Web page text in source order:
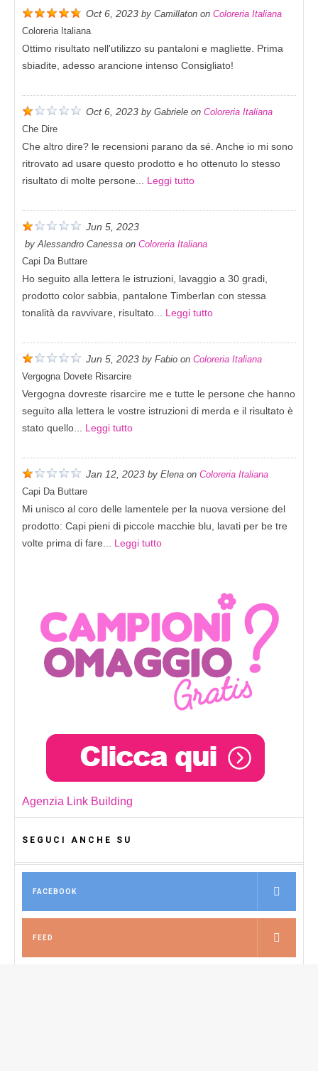
Oct 6, 2023 by Camillaton on Coloreria Italiana
Coloreria Italiana
Ottimo risultato nell'utilizzo su pantaloni e magliette. Prima
sbiadite, adesso arancione intenso Consigliato!
Oct 6, 2023 by Gabriele on Coloreria Italiana
Che Dire
Che altro dire? le recensioni parano da sé. Anche io mi sono
ritrovato ad usare questo prodotto e ho ottenuto lo stesso
risultato di molte persone... Leggi tutto
Jun 5, 2023
byAlessandro Canessa on Coloreria Italiana
Capi Da Buttare
Ho seguito alla lettera le istruzioni, lavaggio a 30 gradi,
prodotto color sabbia, pantalone Timberlan con stessa
tonalità da ravvivare, risultato... Leggi tutto
Jun 5, 2023 by Fabio on Coloreria Italiana
Vergogna Dovete Risarcire
Vergogna dovreste risarcire me e tutte le persone che hanno
seguito alla lettera le vostre istruzioni di merda e il risultato è
stato quello... Leggi tutto
Jan 12, 2023 by Elena on Coloreria Italiana
Capi Da Buttare
Mi unisco al coro delle lamentele per la nuova versione del
prodotto: Capi pieni di piccole macchie blu, lavati per be tre
volte prima di fare... Leggi tutto
Agenzia Link Building
SEGUCI ANCHE SU
FACEBOOK
FEED